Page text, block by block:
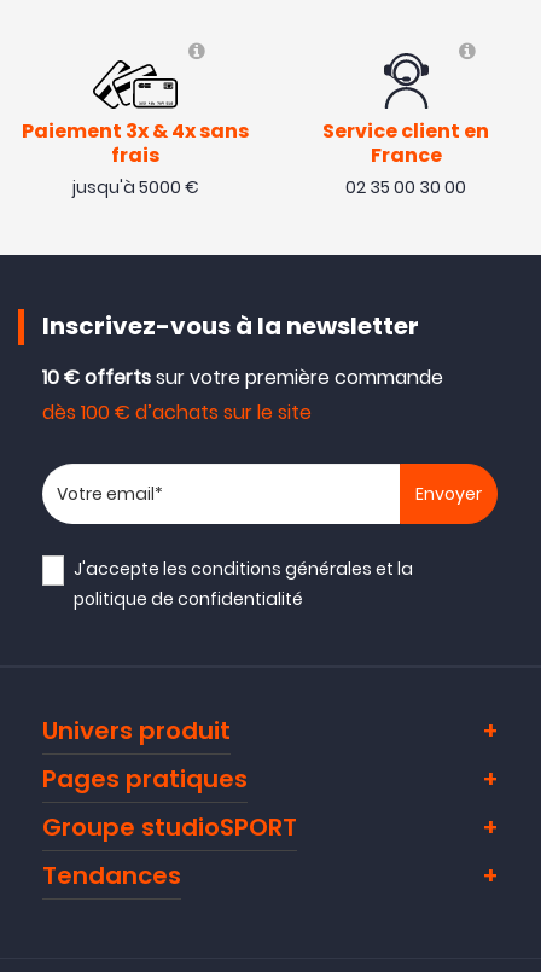
Paiement 3x & 4x sans
frais
jusqu'à 5000 €
Service client en
France
02 35 00 30 00
Inscrivez-vous à la newsletter
10 € offertssur votre première commande
dès 100 € d’achats sur le site
Votre adresse email
J'accepte lesconditions générales et la
politique de confidentialité
Univers produit
Pages pratiques
Groupe studioSPORT
Tendances